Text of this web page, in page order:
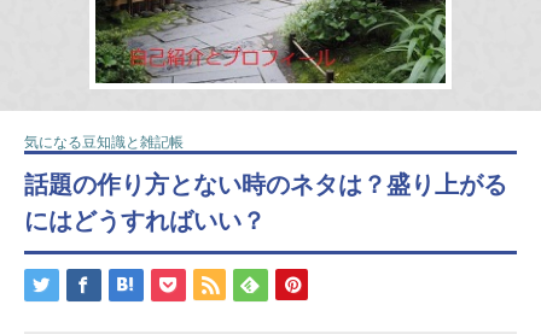
気になる豆知識と雑記帳
話題の作り方とない時のネタは？盛り上がる
にはどうすればいい？